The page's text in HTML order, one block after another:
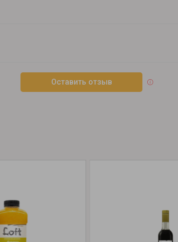
Оставить отзыв